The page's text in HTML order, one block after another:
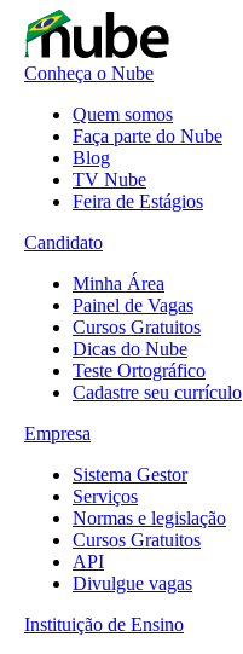
Conheça o Nube
Quem somos
Faça parte do Nube
Blog
TV Nube
Feira de Estágios
Candidato
Minha Área
Painel de Vagas
Cursos Gratuitos
Dicas do Nube
Teste Ortográfico
Cadastre seu currículo
Empresa
Sistema Gestor
Serviços
Normas e legislação
Cursos Gratuitos
API
Divulgue vagas
Instituição de Ensino